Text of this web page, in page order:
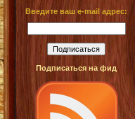
Введите ваш e-mail адрес:
Подписаться на фид